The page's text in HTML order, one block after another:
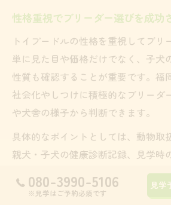
性格重視でブリーダー選びを成功
トイプードルの性格を重視してブリ
単に見た目や価格だけでなく、子犬
性質も確認することが重要です。福
社会化やしつけに積極的なブリーダ
や犬舎の様子から判断できます。
具体的なポイントとしては、動物取
親犬・子犬の健康診断記録、見学時
チェックしましょう。また、ブリ
成長過程について丁寧に説明して
080-3990-5106
※見学はご予約必須です
見学